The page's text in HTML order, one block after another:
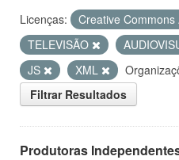
Licenças: Creative Commons
TELEVISÃO
JS
XML
Filtrar Resultados
Produtoras